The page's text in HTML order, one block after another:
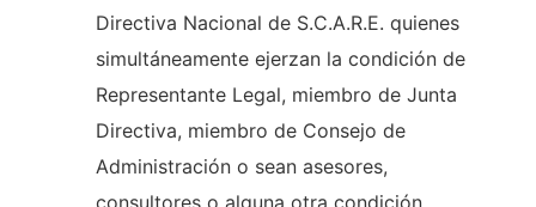
Directiva Nacional de S.C.A.R.E. quienes
simultáneamente ejerzan la condición de
Representante Legal, miembro de Junta
Directiva, miembro de Consejo de
Administración o sean asesores,
consultores o alguna otra condición